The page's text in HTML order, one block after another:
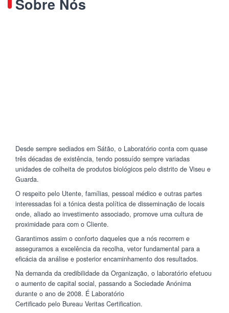
Sobre Nós
Desde sempre sediados em Sátão, o Laboratório conta com quase
três décadas de existência, tendo possuído sempre variadas
unidades de colheita de produtos biológicos pelo distrito de Viseu e
Guarda.
O respeito pelo Utente, famílias, pessoal médico e outras partes
interessadas foi a tónica desta política de disseminação de locais
onde, aliado ao investimento associado, promove uma cultura de
proximidade para com o Cliente.
Garantimos assim o conforto daqueles que a nós recorrem e
asseguramos a excelência da recolha, vetor fundamental para a
eficácia da análise e posterior encaminhamento dos resultados.
Na demanda da credibilidade da Organização, o laboratório efetuou
o aumento de capital social, passando a Sociedade Anónima
durante o ano de 2008. É Laboratório
Certificado pelo Bureau Veritas Certification.